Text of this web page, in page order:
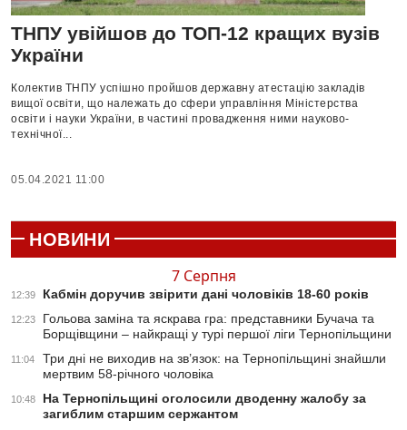
ТНПУ увійшов до ТОП-12 кращих вузів
України
Колектив ТНПУ успішно пройшов державну атестацію закладів
вищої освіти, що належать до сфери управління Міністерства
освіти і науки України, в частині провадження ними науково-
технічної...
05.04.2021 11:00
НОВИНИ
7 Серпня
12:39 Кабмін доручив звірити дані чоловіків 18-60 років
12:23
Гольова заміна та яскрава гра: представники Бучача та
Борщівщини – найкращі у турі першої ліги Тернопільщини
11:04
Три дні не виходив на зв’язок: на Тернопільщині знайшли
мертвим 58-річного чоловіка
10:48
На Тернопільщині оголосили дводенну жалобу за
загиблим старшим сержантом